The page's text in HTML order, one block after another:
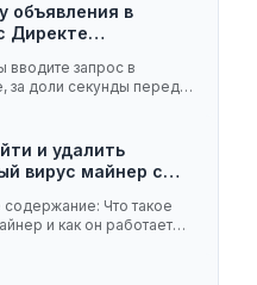
объявления в
Директе
вводите запрос в
за доли секунды перед
и удалить
вирус майнер с…
содержание: Что такое
и как он работает